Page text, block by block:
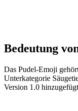
Bedeutung
Das Pudel-Emoji
Unterkategorie
Version 1.0